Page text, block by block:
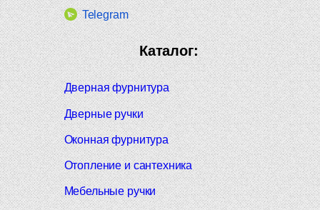
Telegram
Каталог:
Дверная фурнитура
Дверные ручки
Оконная фурнитура
Отопление и сантехника
Мебельные ручки